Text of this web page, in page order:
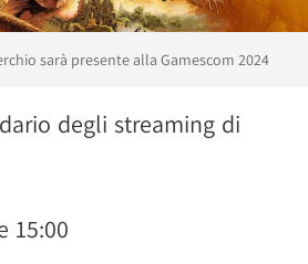
sarà presente alla Gamescom 2024
degli streaming di
15:00